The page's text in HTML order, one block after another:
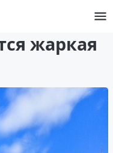
жаркая